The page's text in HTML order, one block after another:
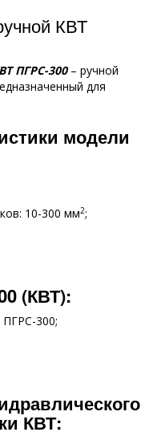
КВТ
ПГРС-300– ручной
для
модели
10-300 мм2;
(КВТ):
ПГРС-300;
КВТ: